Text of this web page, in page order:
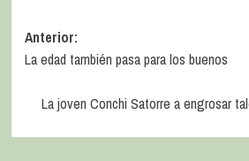
Anterior:
La edad también pasa para los buenos
La joven Conchi Satorre a engrosar